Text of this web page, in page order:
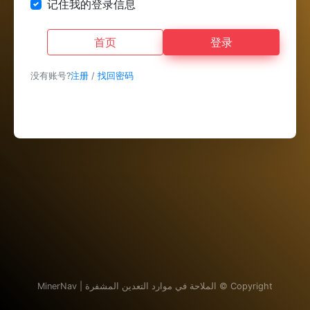
记住我的登录信息
登录
首页
没有账号?注册 / 找回密码
Copyright © الملاحة في موارد التعدين المشفرة | MinerNav